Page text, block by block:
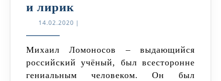
и лирик
Ломоносов:
и
лирик
14.02.2020 14.02.2020
|
Михаил Ломоносов – выдающийся
российский учёный, был всесторонне
гениальным человеком. Он был